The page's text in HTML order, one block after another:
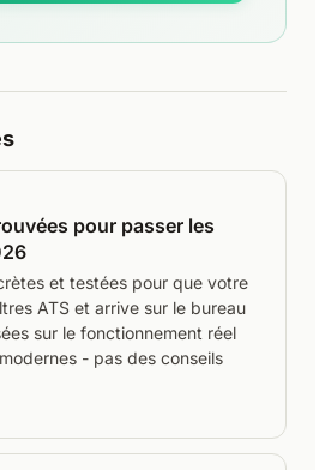
pour passer les
et testées pour que votre
ATS et arrive sur le bureau
sur le fonctionnement réel
- pas des conseils